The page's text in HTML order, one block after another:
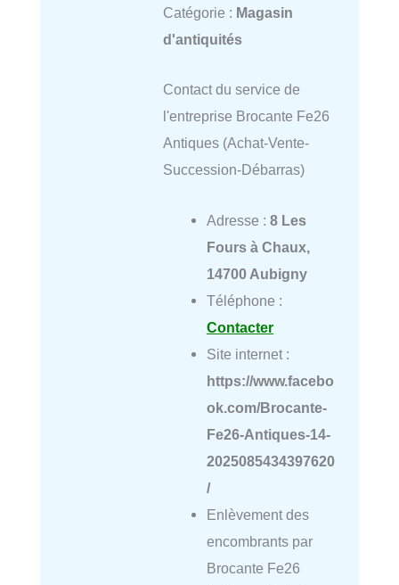
Catégorie : Magasin
d'antiquités
Contact du service de
l'entreprise Brocante Fe26
Antiques (Achat-Vente-
Succession-Débarras)
Adresse : 8 Les
Fours à Chaux,
14700 Aubigny
Téléphone :
Contacter
Site internet :
https://www.facebo
ok.com/Brocante-
Fe26-Antiques-14-
2025085434397620
/
Enlèvement des
encombrants par
Brocante Fe26